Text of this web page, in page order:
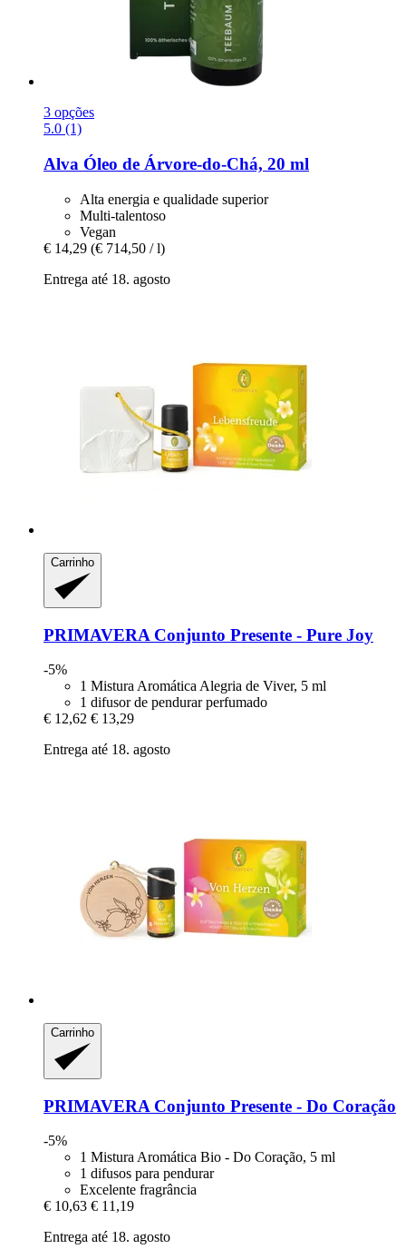
3 opções
5.0 (1)
Alva Óleo de Árvore-​do-​Chá, 20 ml
Alta energia e qualidade superior
Multi-talentoso
Vegan
€ 14,29 (€ 714,50 / l)
Entrega até 18. agosto
Carrinho
PRIMAVERA Conjunto Presente -​ Pure Joy
-5%
1 Mistura Aromática Alegria de Viver, 5 ml
1 difusor de pendurar perfumado
€ 12,62 € 13,29
Entrega até 18. agosto
Carrinho
PRIMAVERA Conjunto Presente -​ Do Coração
-5%
1 Mistura Aromática Bio - Do Coração, 5 ml
1 difusos para pendurar
Excelente fragrância
€ 10,63 € 11,19
Entrega até 18. agosto